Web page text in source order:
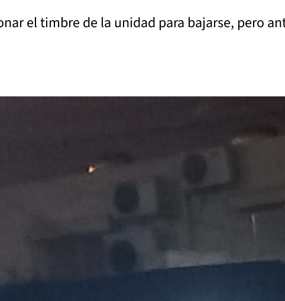
el timbre de la unidad para bajarse, pero